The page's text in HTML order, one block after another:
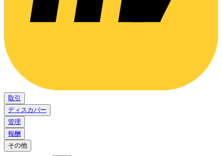
取引
ディスカバー
管理
報酬
その他